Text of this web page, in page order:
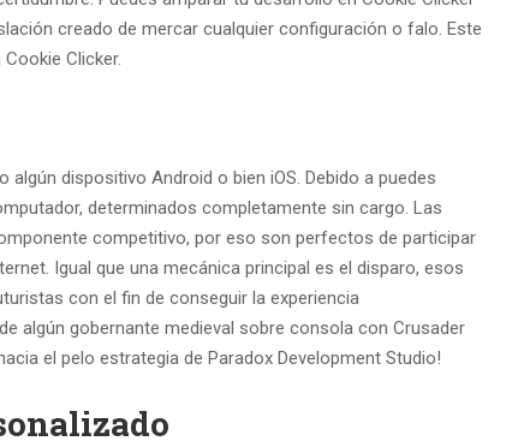
creado de mercar cualquier configuración o falo. Este
Clicker.
dispositivo Android o bien iOS. Debido a puedes
determinados completamente sin cargo. Las
competitivo, por eso son perfectos de participar
Igual que una mecánica principal es el disparo, esos
con el fin de conseguir la experiencia
algún gobernante medieval sobre consola con Crusader
el pelo estrategia de Paradox Development Studio!